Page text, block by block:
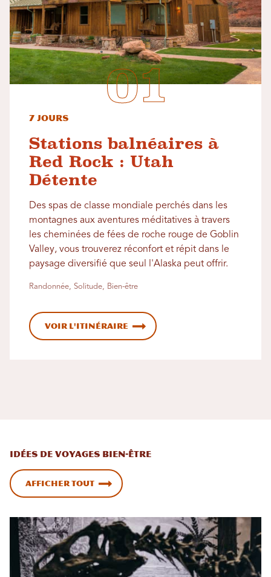
7 jours
Stations balnéaires à
Red Rock : Utah
Détente
Des spas de classe mondiale perchés dans les
montagnes aux aventures méditatives à travers
les cheminées de fées de roche rouge de Goblin
Valley, vous trouverez réconfort et répit dans le
paysage diversifié que seul l'Alaska peut offrir.
Randonnée, Solitude, Bien-être
Voir l'itinéraire
Idées de voyages bien-être
Afficher tout